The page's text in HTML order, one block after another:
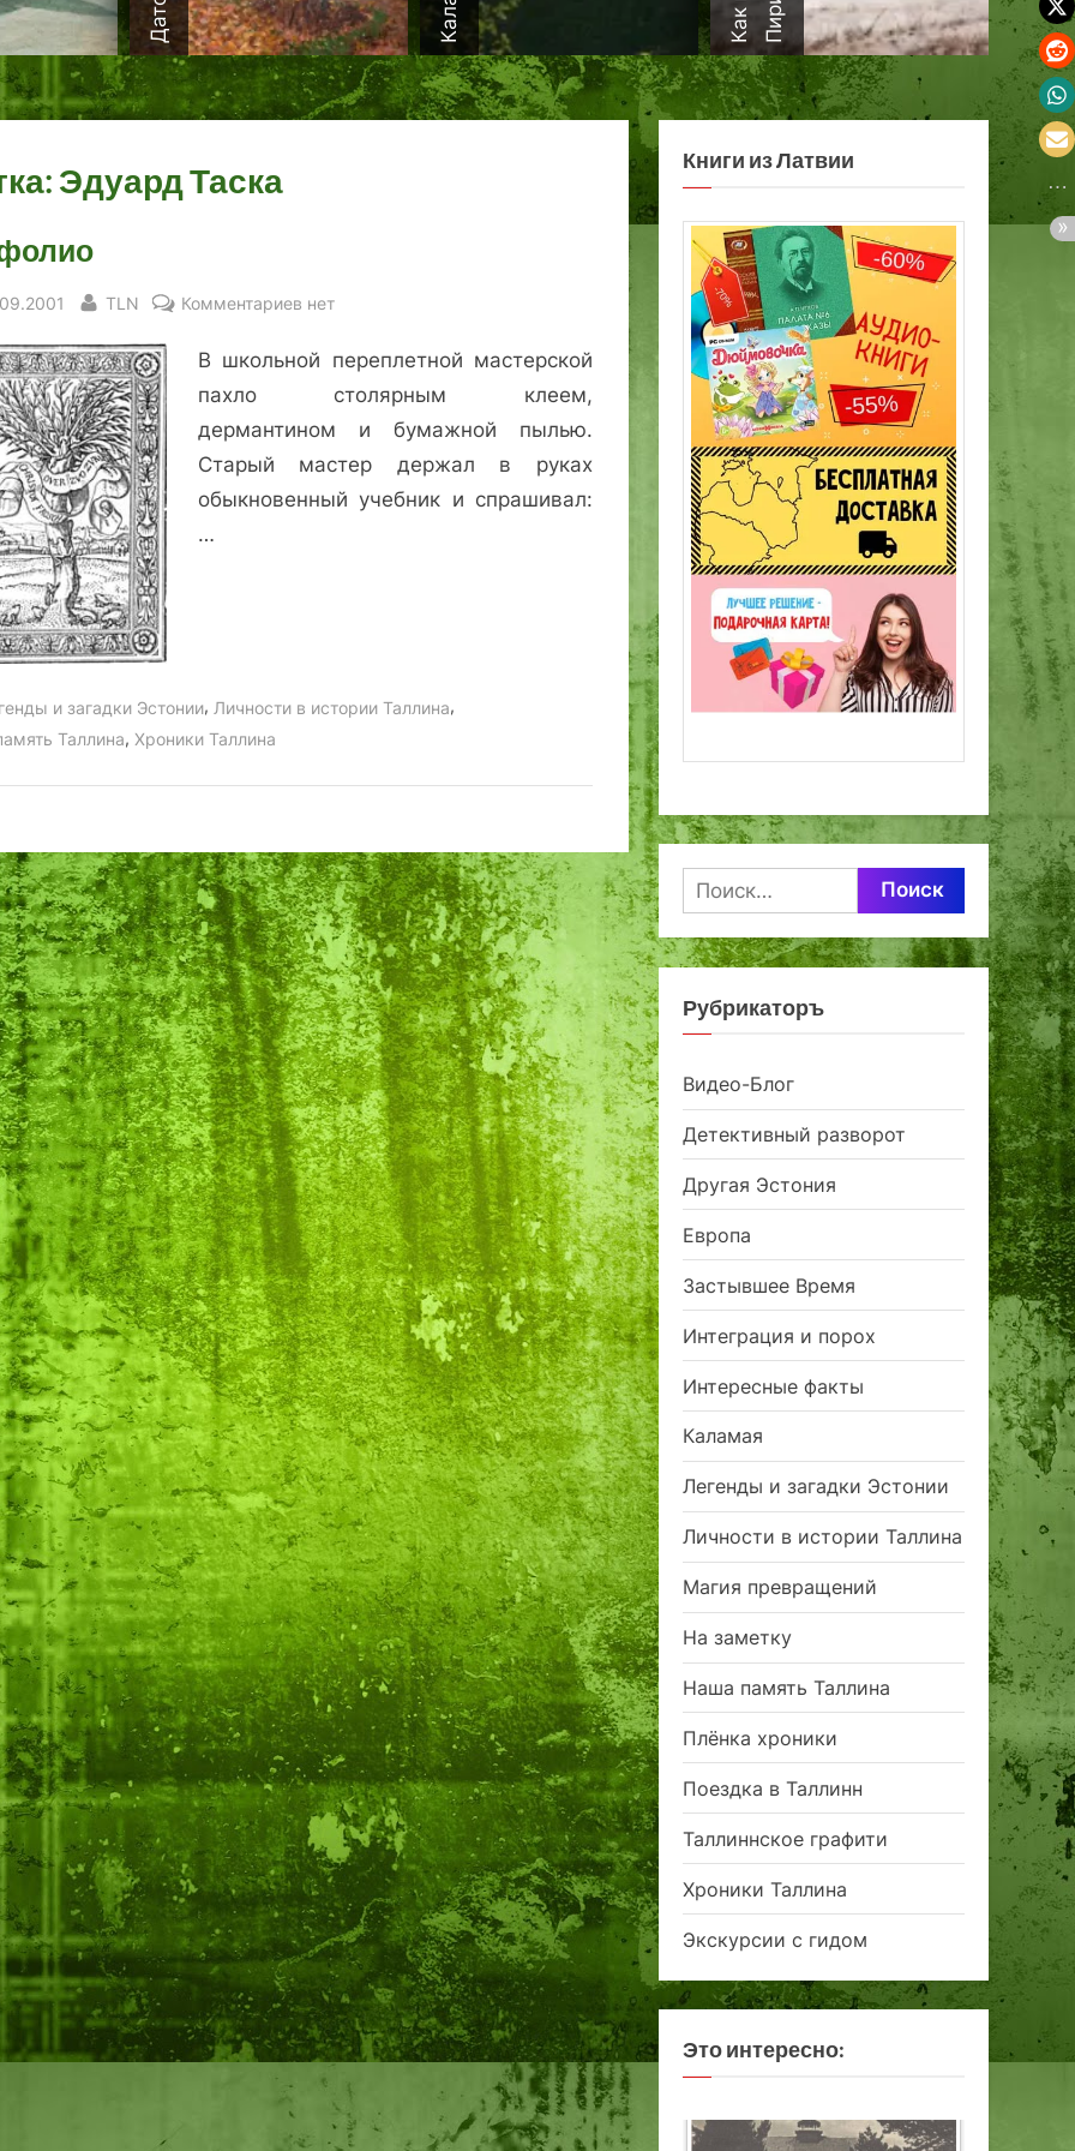
Эдуард Таска
By
TLN Комментариев к
Ин-
фолио
нет
В школьной переплетной мастерской
пахло столярным клеем,
дермантином и бумажной пылью.
Старый мастер держал в руках
обыкновенный учебник и спрашивал:
…
и загадки Эстонии, Личности в истории Таллина,
Таллина, Хроники Таллина
Книги из Латвии
Найти:
Рубрикаторъ
Видео-Блог
Детективный разворот
Другая Эстония
Европа
Застывшее Время
Интеграция и порох
Интересные факты
Каламая
Легенды и загадки Эстонии
Личности в истории Таллина
Магия превращений
На заметку
Наша память Таллина
Плёнка хроники
Поездка в Таллинн
Таллиннское графити
Хроники Таллина
Экскурсии с гидом
Это интересно: